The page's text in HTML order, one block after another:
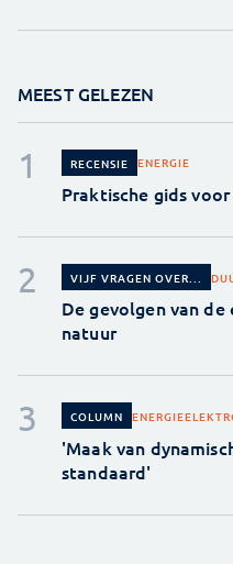
MEEST GELEZEN
RECENSIE ENERGIE
Praktische gids
VIJF VRAGEN OVER...
De gevolgen van
natuur
COLUMN ENERGIE
'Maak van
standaard'